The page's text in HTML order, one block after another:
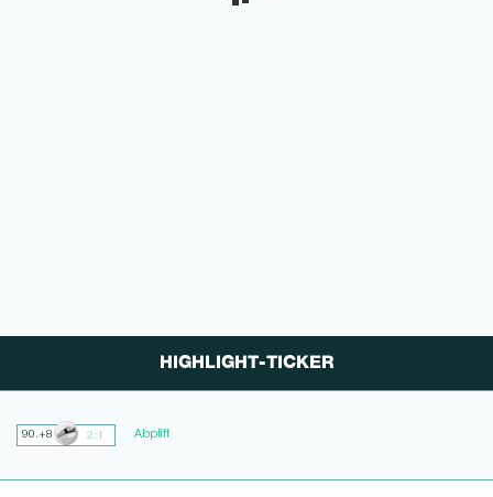
HIGHLIGHT-TICKER
90.+8 2:1 Abpfiff